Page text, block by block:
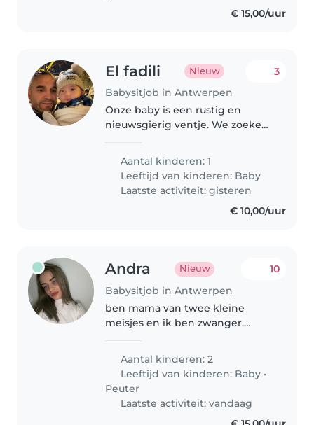
€ 15,00/uur
El fadili Nieuw
Babysitjob in Antwerpen
3
Onze baby is een rustig en
nieuwsgierig ventje. We zoeken
Babysitter die van aanraking
houdt in de eigen omgeving. Ik
ben geopereerd aan mijn nier ik
Aantal kinderen: 1
Leeftijd van kinderen: Baby
Laatste activiteit: gisteren
€ 10,00/uur
Andra Nieuw
Babysitjob in Antwerpen
10
ben mama van twee kleine
meisjes en ik ben zwanger.
lieve, betrouwbare en zorgzame
oppas die mij kan helpen met
mijn dochters. Ik zoek iemand
die leuke..
Aantal kinderen: 2
Leeftijd van kinderen: Baby •
Peuter
Laatste activiteit: vandaag